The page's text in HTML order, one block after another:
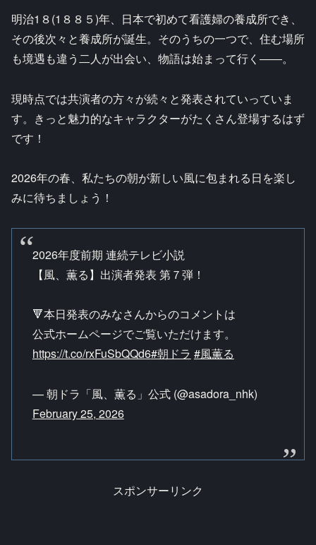
明治1８(1８８５)年、日本で初めて看護婦の養成所でき、
その後次々と養成所が誕生。そのうちの一つで、住む場所
も境遇も違う二人が出会い、物語は始まって行く――。
現時点では共演者の方々が続々と発表されていっていま
す。きっと魅力的なキャラクターがたくさん登場するはず
です！
2026年の春、私たちの朝が新しい風に包まれる日を楽し
みに待ちましょう！
2026年度前期 連続テレビ小説
【風、薫る】出演者発表 第７弾！
🔻本日発表のみなさんからのコメントは
公式ホームページでご覧いただけます。
https://t.co/rxFuSbQQd6#朝ドラ #風薫る
— 朝ドラ「風、薫る」公式 (@asadora_nhk)
February 25, 2026
スポンサーリンク